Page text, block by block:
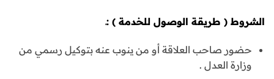
الشروط ( طريقة الوصول للخدمة ) :ـ
حضور صاحب العلاقة أو من ينوب عنه بتوكيل رسمي من
وزارة العدل .